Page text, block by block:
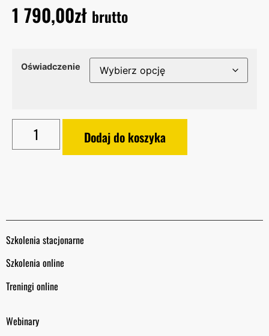
1 790,00zł brutto
Oświadczenie
Dodaj do koszyka
Szkolenia stacjonarne
Szkolenia online
Treningi online
Webinary